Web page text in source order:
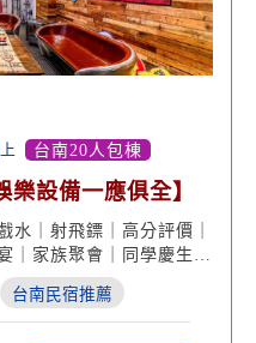
台南20人包棟
樂設備一應俱全】
水｜射飛鏢｜高分評價｜
｜家族聚會｜同學慶生｜
台南民宿推薦